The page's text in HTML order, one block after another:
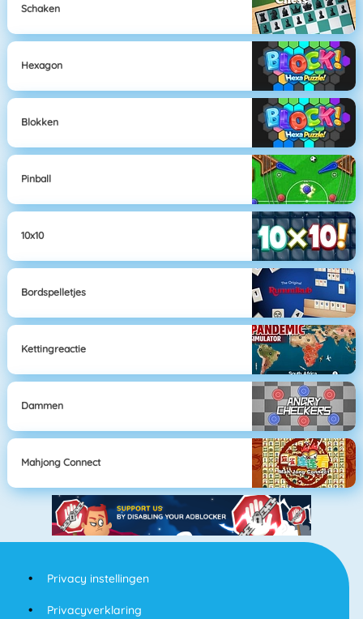
Schaken
Hexagon
Blokken
Pinball
10x10
Bordspelletjes
Kettingreactie
Dammen
Mahjong Connect
Privacy instellingen
Privacyverklaring